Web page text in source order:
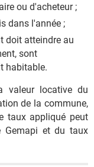
ou d'acheteur ;
dans l'année ;
doit atteindre au
sont
habitable.
valeur locative du
de la commune,
taux appliqué peut
Gemapi et du taux